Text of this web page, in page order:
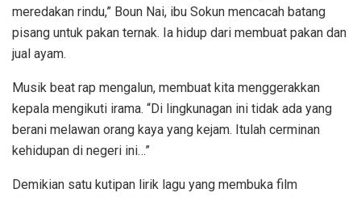
meredakan rindu,” Boun Nai, ibu Sokun mencacah batang
pisang untuk pakan ternak. Ia hidup dari membuat pakan dan
jual ayam.
Musik beat rap mengalun, membuat kita menggerakkan
kepala mengikuti irama. “Di lingkunagan ini tidak ada yang
berani melawan orang kaya yang kejam. Itulah cerminan
kehidupan di negeri ini…”
Demikian satu kutipan lirik lagu yang membuka film